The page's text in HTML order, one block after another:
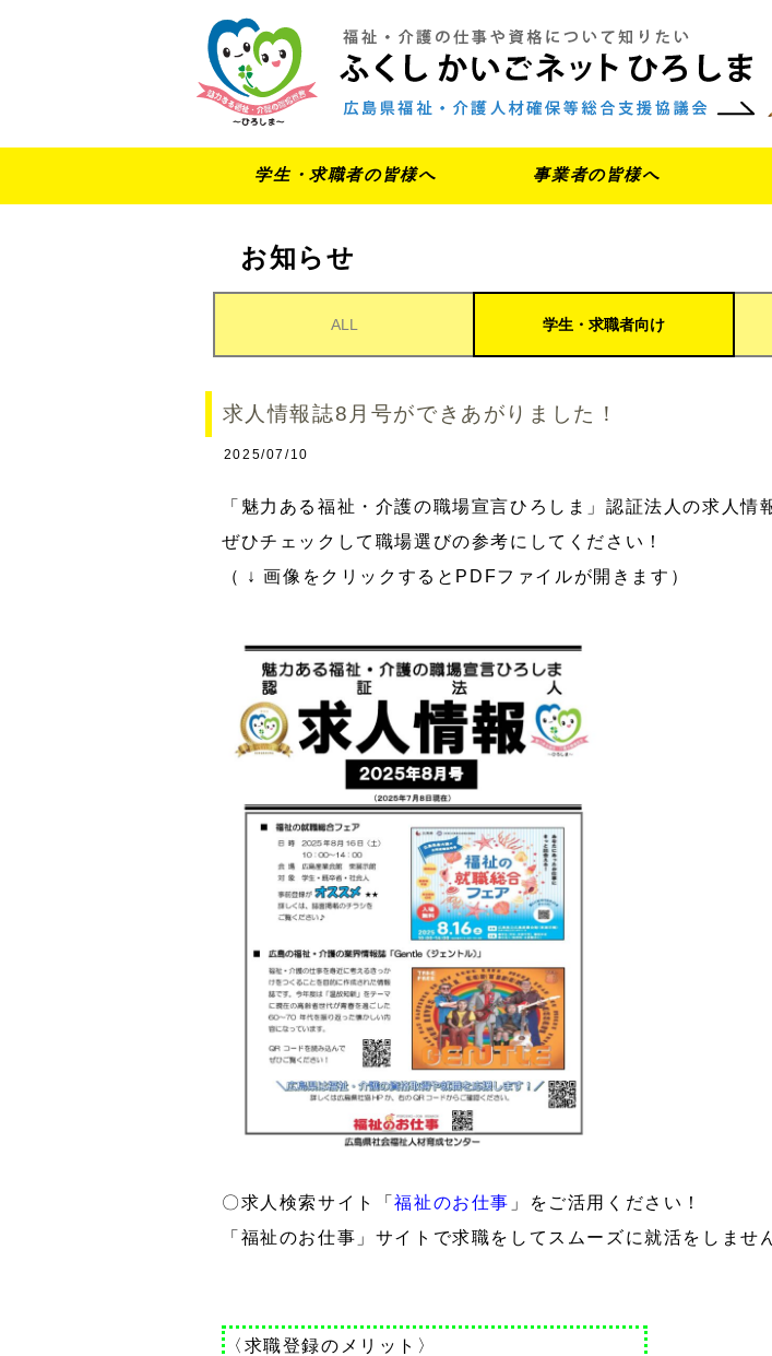
学生・求職者の皆様へ 事業者の皆様へ
お知らせ
ALL 学生・求職者向け
求人情報誌8月号ができあがりました！
2025/07/10
「魅力ある福祉・介護の職場宣言ひろしま」認証法人の求人情
ぜひチェックして職場選びの参考にしてください！
（ ↓ 画像をクリックするとPDFファイルが開きます）
〇求人検索サイト「福祉のお仕事 」をご活用ください！
「福祉のお仕事」サイトで求職をしてスムーズに就活をしませ
〈求職登録のメリット〉